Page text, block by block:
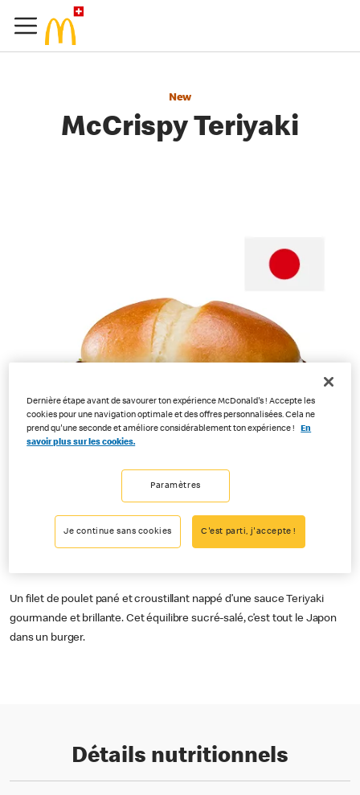
New
McCrispy Teriyaki
Un filet de poulet pané et croustillant nappé d’une sauce Teriyaki
gourmande et brillante. Cet équilibre sucré-salé, c’est tout le Japon
dans un burger.
Détails nutritionnels
Dernière étape avant de savourer ton expérience McDonald's ! Accepte les
cookies pour une navigation optimale et des offres personnalisées. Cela ne
prend qu'une seconde et améliore considérablement ton expérience !
En
savoir plus sur les cookies.
Paramètres
Je continue sans cookies C'est parti, j'accepte !